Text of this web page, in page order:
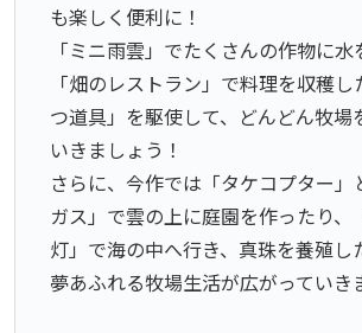
も楽しく便利に！
「ミニ雨雲」でたくさんの作物に水
「畑のレストラン」で料理を収穫
つ道具」を駆使して、どんどん牧場
いきましょう！
さらに、今作では「タケコプター」
ガス」で雲の上に庭園を作ったり、
灯」で海の中へ行き、真珠を養殖し
夢あふれる牧場生活が広がっていき